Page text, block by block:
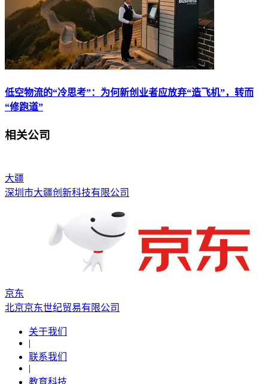
低空物流的“冷思考”：为何新创业者应放弃“造飞机”，转而
“修跑道”
相关公司
大疆
深圳市大疆创新科技有限公司
京东
北京京东世纪贸易有限公司
关于我们
|
联系我们
|
教育科技